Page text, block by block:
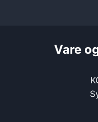
Vare